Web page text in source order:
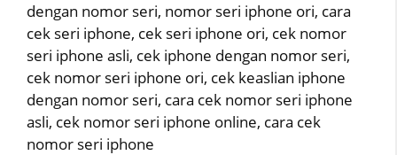
dengan nomor seri, nomor seri iphone ori, cara
cek seri iphone, cek seri iphone ori, cek nomor
seri iphone asli, cek iphone dengan nomor seri,
cek nomor seri iphone ori, cek keaslian iphone
dengan nomor seri, cara cek nomor seri iphone
asli, cek nomor seri iphone online, cara cek
nomor seri iphone